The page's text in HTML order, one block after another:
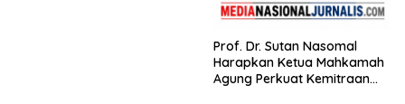
Prof. Dr. Sutan Nasomal
Harapkan Ketua Mahkamah
Agung Perkuat Kemitraan